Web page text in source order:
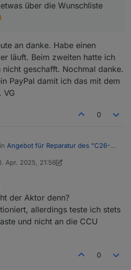
über die Wunschliste
an danke. Habe einen
läuft. Beim zweiten hatte ich
geschafft. Nochmal danke.
PayPal damit ich das mit dem
VG
0
Angebot für Reparatur des "C26-
Aber mega dass es jetzt
vielen Dank und noch ein schönes
dir etwas über die Wunschliste
😀
heute an danke. Habe einen
der läuft. Beim zweiten hatte ich
ich nicht geschafft. Nochmal
mal bitte dein PayPal damit ich das
kann. VG
Apr. 2025, 21:56
von Labersack
der Aktor denn?
allerdings teste ich stets
und nicht an die CCU
0